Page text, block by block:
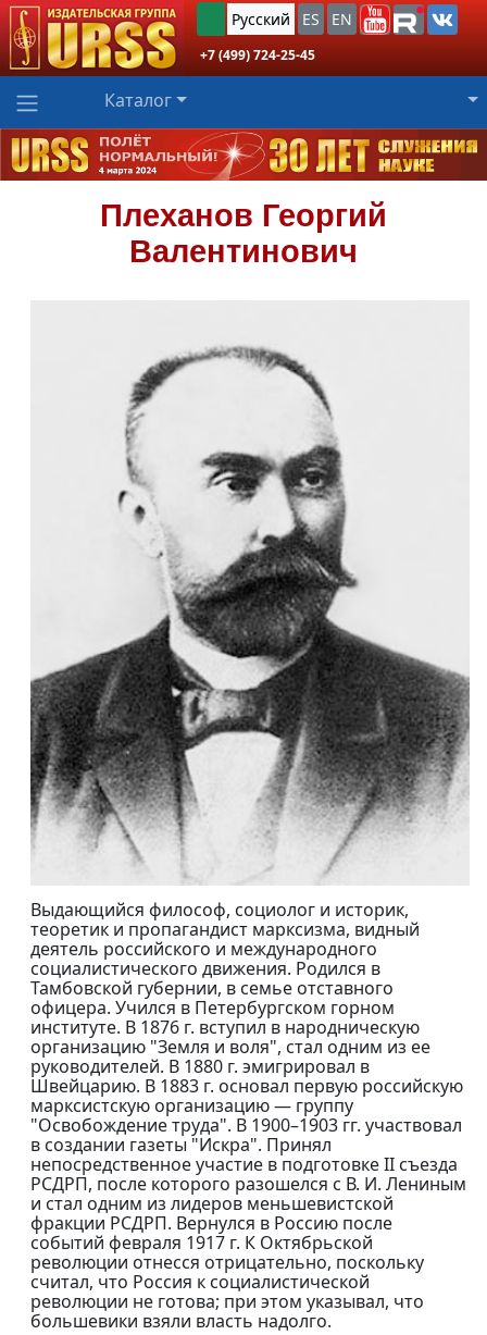
Русский ES EN
+7 (499) 724-25-45
Каталог
Плеханов Георгий
Валентинович
Выдающийся философ, социолог и историк,
теоретик и пропагандист марксизма, видный
деятель российского и международного
социалистического движения. Родился в
Тамбовской губернии, в семье отставного
офицера. Учился в Петербургском горном
институте. В 1876 г. вступил в народническую
организацию "Земля и воля", стал одним из ее
руководителей. В 1880 г. эмигрировал в
Швейцарию. В 1883 г. основал первую российскую
марксистскую организацию — группу
"Освобождение труда". В 1900–1903 гг. участвовал
в создании газеты "Искра". Принял
непосредственное участие в подготовке II съезда
РСДРП, после которого разошелся с В. И. Лениным
и стал одним из лидеров меньшевистской
фракции РСДРП. Вернулся в Россию после
событий февраля 1917 г. К Октябрьской
революции отнесся отрицательно, поскольку
считал, что Россия к социалистической
революции не готова; при этом указывал, что
большевики взяли власть надолго.